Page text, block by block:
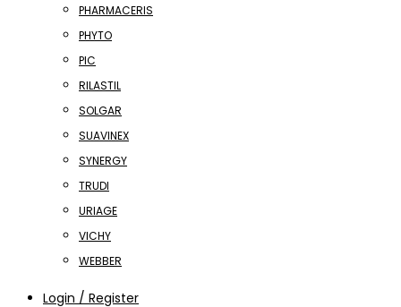
PHARMACERIS
PHYTO
PIC
RILASTIL
SOLGAR
SUAVINEX
SYNERGY
TRUDI
URIAGE
VICHY
WEBBER
Login / Register